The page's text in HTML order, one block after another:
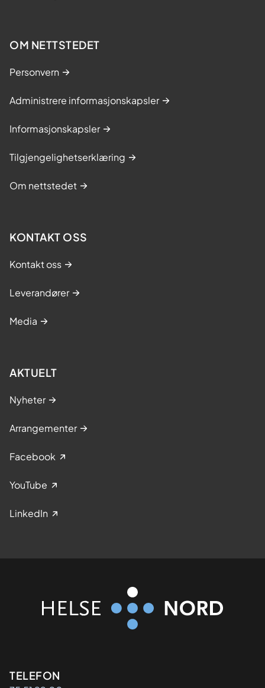
OM NETTSTEDET
Personvern
Administrere informasjonskapsler
Informasjonskapsler
Tilgjengelighetserklæring
Om nettstedet
KONTAKT OSS
Kontakt oss
Leverandører
Media
AKTUELT
Nyheter
Arrangementer
Facebook
YouTube
LinkedIn
Kontaktinformasjon
TELEFON